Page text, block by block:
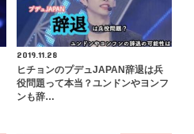
2019.11.28
ヒチョンのプデュJAPAN辞退は兵
役問題って本当？ユンドンやヨンフ
ンも辞…